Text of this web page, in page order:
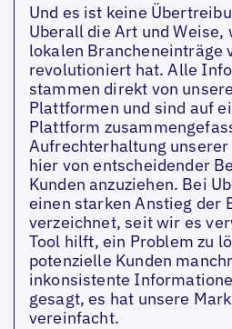
Und es ist keine
Uberall die Art und Weise,
lokalen Brancheneinträge
revolutioniert hat. Alle
stammen direkt von
Plattformen und sind auf
Plattform
Aufrechterhaltung
hier von entscheidender
Kunden anzuziehen. Bei
einen starken Anstieg der
verzeichnet, seit wir es
Tool hilft, ein Problem zu
potenzielle Kunden
inkonsistente
gesagt, es hat unsere
vereinfacht.